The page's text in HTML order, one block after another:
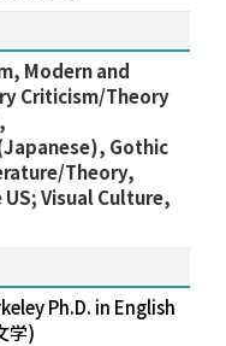
Modern and
Criticism/Theory
Gothic
Theory,
Visual Culture,
Ph.D. in English
学)